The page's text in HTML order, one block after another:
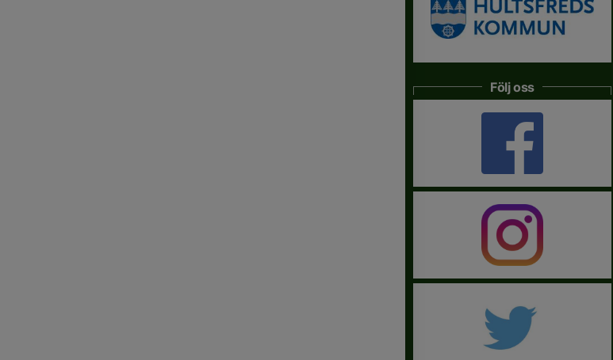
Följ oss